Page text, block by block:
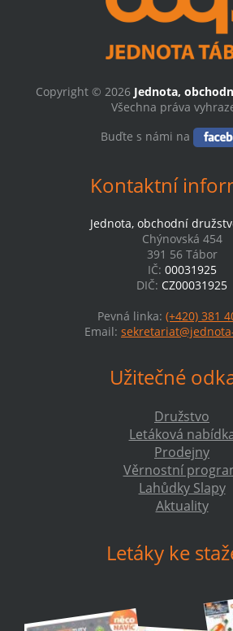
Copyright © 2026 Jednota,
Všechna práva
Buďte s námi na
Kontaktní
Jednota, obchodní
Chýnovská 454
391 56 Tábor
IČ: 00031925
DIČ: CZ00031925
Pevná linka: (+420) 381
Email:
Užitečné
Družstvo
Letáková
Prodejny
Věrnostní
Lahůdky Slapy
Aktuality
Letáky ke